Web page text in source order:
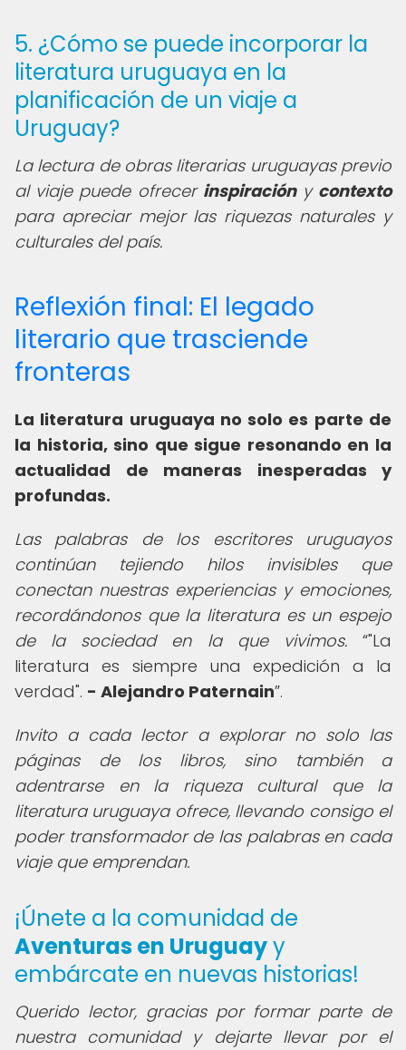
5. ¿Cómo se puede incorporar la
literatura uruguaya en la
planificación de un viaje a
Uruguay?
La lectura de obras literarias uruguayas previo
al viaje puede ofrecer inspiracióny contexto
para apreciar mejor las riquezas naturales y
culturales del país.
Reflexión final: El legado
literario que trasciende
fronteras
La literatura uruguaya no solo es parte de
la historia, sino que sigue resonando en la
actualidad de maneras inesperadas y
profundas.
Las palabras de los escritores uruguayos
continúan tejiendo hilos invisibles que
conectan nuestras experiencias y emociones,
recordándonos que la literatura es un espejo
de la sociedad en la que vivimos.
"La
literatura es siempre una expedición a la
verdad". - Alejandro Paternain .
Invito a cada lector a explorar no solo las
páginas de los libros, sino también a
adentrarse en la riqueza cultural que la
literatura uruguaya ofrece, llevando consigo el
poder transformador de las palabras en cada
viaje que emprendan.
¡Únete a la comunidad de
Aventuras en Uruguayy
embárcate en nuevas historias!
Querido lector, gracias por formar parte de
nuestra comunidad y dejarte llevar por el